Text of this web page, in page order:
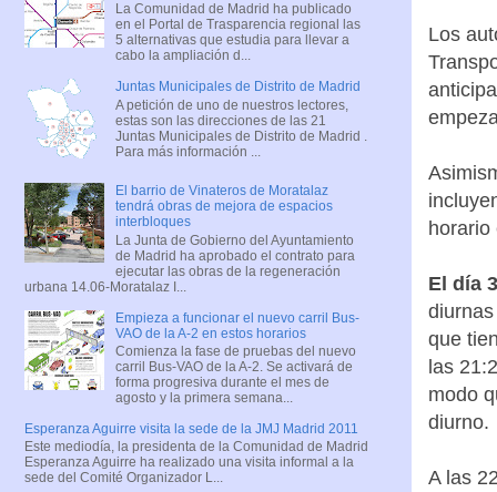
Los
horario
El día
que
las
modo
diurno.
A las
La Comunidad de Madrid ha publicado
en el Portal de Trasparencia regional las
5 alternativas que estudia para llevar a
cabo la ampliación d...
Juntas Municipales de Distrito de Madrid
A petición de uno de nuestros lectores,
estas son las direcciones de las 21
Juntas Municipales de Distrito de Madrid .
Para más información ...
El barrio de Vinateros de Moratalaz
tendrá obras de mejora de espacios
interbloques
La Junta de Gobierno del Ayuntamiento
de Madrid ha aprobado el contrato para
ejecutar las obras de la regeneración
urbana 14.06-Moratalaz I...
Empieza a funcionar el nuevo carril Bus-
VAO de la A-2 en estos horarios
Comienza la fase de pruebas del nuevo
carril Bus-VAO de la A-2. Se activará de
forma progresiva durante el mes de
agosto y la primera semana...
Esperanza Aguirre visita la sede de la JMJ Madrid 2011
Este mediodía, la presidenta de la Comunidad de Madrid
Esperanza Aguirre ha realizado una visita informal a la
sede del Comité Organizador L...